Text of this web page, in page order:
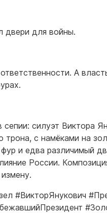
двери для войны.
А
силуэт Виктора
трона, с намёками на
и едва различимый
России.
#ВикторЯнукович